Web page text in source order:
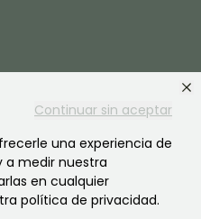
Continuar sin aceptar
una experiencia de
a medir nuestra
en cualquier
política de privacidad.